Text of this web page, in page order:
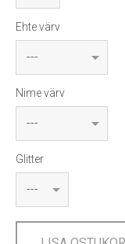
Ehte värv
Nime värv
Glitter